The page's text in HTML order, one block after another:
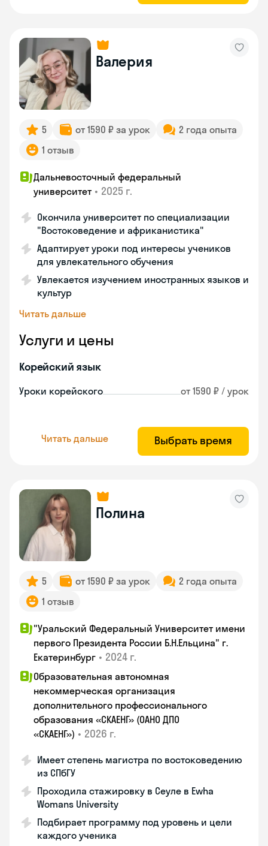
Валерия
5 от 1590 ₽ за урок
2 года опыта
1 отзыв
Дальневосточный федеральный
университет • 2025 г.
Окончила университет по специализации
"Востоковедение и африканистика"
Адаптирует уроки под интересы учеников
для увлекательного обучения
Увлекается изучением иностранных языков и
культур
Читать дальше
Услуги и цены
Корейский язык
Уроки корейского от 1590 ₽ / урок
Читать дальше Выбрать время
Полина
5 от 1590 ₽ за урок
2 года опыта
1 отзыв
"Уральский Федеральный Университет имени
первого Президента России Б.Н.Ельцина" г.
Екатеринбург • 2024 г.
Образовательная автономная
некоммерческая организация
дополнительного профессионального
образования «СКАЕНГ» (ОАНО ДПО
«СКАЕНГ») • 2026 г.
Имеет степень магистра по востоковедению
из СПбГУ
Проходила стажировку в Сеуле в Ewha
Womans University
Подбирает программу под уровень и цели
каждого ученика